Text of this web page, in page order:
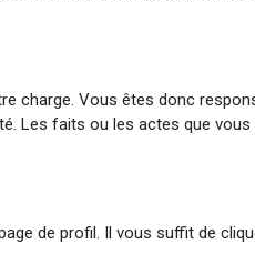
charge. Vous êtes donc
Les faits ou les actes que
de profil. Il vous suffit de